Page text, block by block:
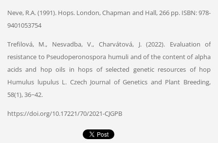
Neve, R.A. (1991). Hops. London, Chapman and Hall, 266 pp. ISBN: 978-
9401053754
Trefilová, M., Nesvadba, V., Charvátová, J. (2022). Evaluation of
resistance to Pseudoperonospora humuli and of the content of alpha
acids and hop oils in hops of selected genetic resources of hop
Humulus lupulus L. Czech Journal of Genetics and Plant Breeding,
58(1), 36−42.
https://doi.org/10.17221/70/2021-CJGPB